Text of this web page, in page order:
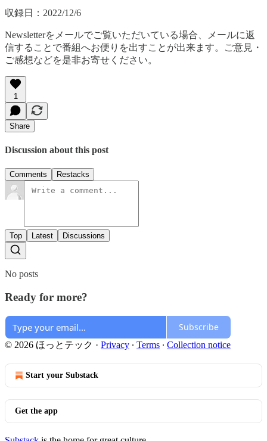
収録日：2022/12/6
Newsletterをメールでご覧いただいている場合、メールに返
信することで番組へお便りを出すことが出来ます。ご意見・
ご感想などを是非お寄せください。
1
Share
Discussion about this post
Comments Restacks
Top Latest Discussions
No posts
Ready for more?
Subscribe
© 2026 ほっとテック · Privacy ∙ Terms ∙ Collection notice
Start your Substack
Get the app